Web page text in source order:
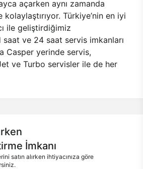
açarken aynı zamanda
Türkiye’nin en iyi
ile geliştirdiğimiz
saat ve 24 saat servis imkanları
Casper yerinde servis,
ve Turbo servisler ile de her
İmkanı
satın alırken ihtiyacınıza göre